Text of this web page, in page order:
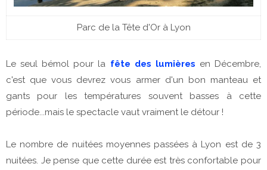
Parc de la Tête d'Or à Lyon
Le seul bémol pour la fête des lumières en Décembre,
c'est que vous devrez vous armer d'un bon manteau et
gants pour les températures souvent basses à cette
période...mais le spectacle vaut vraiment le détour !
Le nombre de nuitées moyennes passées à Lyon est de 3
nuitées. Je pense que cette durée est très confortable pour